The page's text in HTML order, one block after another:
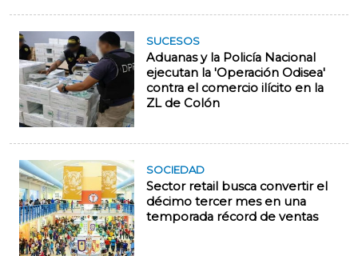
SUCESOS
Aduanas y la Policía Nacional
ejecutan la 'Operación Odisea'
contra el comercio ilícito en la
ZL de Colón
SOCIEDAD
Sector retail busca convertir el
décimo tercer mes en una
temporada récord de ventas